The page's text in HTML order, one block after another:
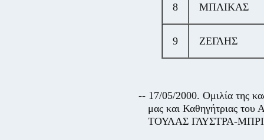
8 ΜΠΛΙΚΑΣ
9 ΖΕΓΛΗΣ
-- 17/05/2000. Ομιλία
μας και Καθηγήτριας του
ΤΟΥΛΑΣ ΓΛΥΣΤΡΑ-